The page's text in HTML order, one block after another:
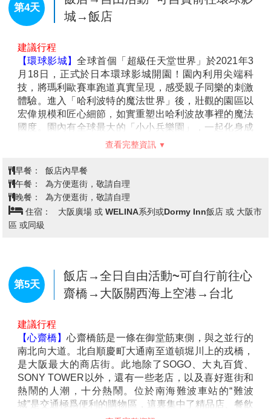
【春日大社】春日大社是一座位於日本奈良縣奈良市奈
良公園內的神社。舊時被稱作春日神社。建於和銅二
年。社內供奉的神明包括武甕槌命、經津主命、天兒屋
根命和比賣神。神社例祭日為
不比等。作為古都奈良的文化財的一部分，而被登入世
界文化遺產之列。為二十二社之一。
【日本登記免稅店】琳瑯滿目各式各樣的禮品，讓您充
份選購親朋好友的禮物。
【大阪城公園】 參觀全世界現存的大阪城為1931年由民
間集資重建，外觀 5層，內部 層，高54.8 米，7 層以下
有風景秀麗的庭園和亭台樓閣。漫步河邊，奇花异卉，
【LaLaport &三井
區第一間位在市區的Outlet
大品牌的最新複合式商場。
查看完整資訊
早餐： 飯店內早餐
午餐： 日本國產牛+豬肉+雞肉燒烤吃到飽+軟性飲料無限暢飲
晚餐：
為方便逛街，敬請自理
住宿： 大阪廣場 或 WELINA系列或Dormy Inn飯店 或 大阪市
區 或同級
飯店→自由活動~可自費前往環球影
城→飯店
建議行程
【環球影城】全球首個「超級任天堂世界」於2021年3
月18日，正式於日本環球影城開園！園內利用尖端科
宏偉規模和匠心細節，如實重塑出哈利波故事裡的魔法
國度。園內有全球最大的「小小兵樂園」，一起化身成
小小兵的一員，感受小小兵的狂野世界！「環球奇境」
是由史努比、HELLO KITTY、芝麻街的好朋友們，3個
卡通主題所構成的親子奇幻樂園，每一處造型設計都精
心再現卡通人物的世界，相信能把以往從未有過的感動
帶來給遊客，和遊客間的互動更加親密，成為讓遊客更
加喜愛的樂園。
查看完整資訊
早餐： 飯店內早餐
午餐： 為方便逛街，敬請自理
晚餐： 為方便逛街，敬請自理
住宿： 大阪廣場 或 WELINA系列或Dormy Inn飯店 或 大阪市
區 或同級